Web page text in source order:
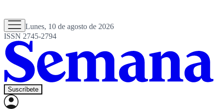
Lunes, 10 de agosto de 2026
ISSN 2745-2794
Suscríbete